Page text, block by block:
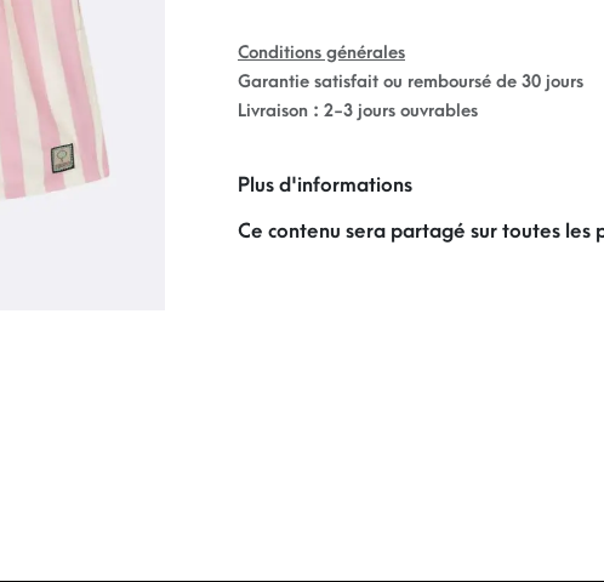
Conditions générales
Garantie satisfait ou remboursé de 30 jours
Livraison : 2-3 jours ouvrables
Plus d'informations
Ce contenu sera partagé sur toutes les